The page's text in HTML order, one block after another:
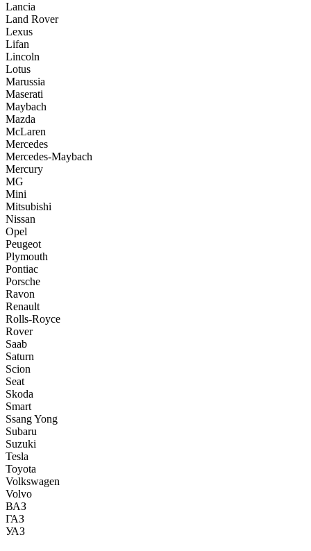
Lancia
Land Rover
Lexus
Lifan
Lincoln
Lotus
Marussia
Maserati
Maybach
Mazda
McLaren
Mercedes
Mercedes-Maybach
Mercury
MG
Mini
Mitsubishi
Nissan
Opel
Peugeot
Plymouth
Pontiac
Porsche
Ravon
Renault
Rolls-Royce
Rover
Saab
Saturn
Scion
Seat
Skoda
Smart
Ssang Yong
Subaru
Suzuki
Tesla
Toyota
Volkswagen
Volvo
ВАЗ
ГАЗ
УАЗ